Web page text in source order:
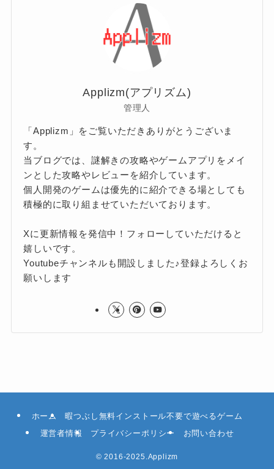
Applizm(アプリズム)
管理人
「Applizm」をご覧いただきありがとうございま
す。
当ブログでは、謎解きの攻略やゲームアプリをメイ
ンとした攻略やレビューを紹介しています。
個人開発のゲームは優先的に紹介できる場としても
積極的に取り組ませていただいております。
Xに更新情報を発信中！フォローしていただけると
嬉しいです。
Youtubeチャンネルも開設しました♪登録よろしくお
願いします
ホーム
暇つぶし無料インストール不要で遊べるゲーム
運営者情報
プライバシーポリシー お問い合わせ
© 2016-2025.Applizm